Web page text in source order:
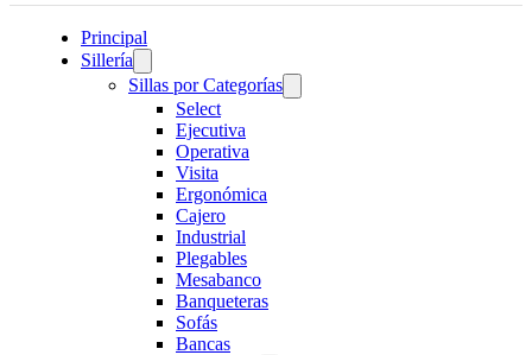
Principal
Sillería
Sillas por Categorías
Select
Ejecutiva
Operativa
Visita
Ergonómica
Cajero
Industrial
Plegables
Mesabanco
Banqueteras
Sofás
Bancas